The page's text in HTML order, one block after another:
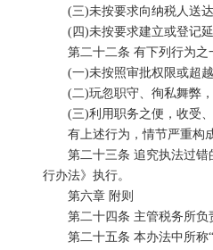
(三)未按要求向纳税人送达
(四)未按要求建立或登记延
第二十二条 有下列行为之
(一)未按照审批权限或超越
(二)玩忽职守、徇私舞弊，
(三)利用职务之便，收受、
有上述行为，情节严重构成
第二十三条 追究执法过错
行办法》执行。
第六章 附则
第二十四条 主管税务所负责
第二十五条 本办法中所称“